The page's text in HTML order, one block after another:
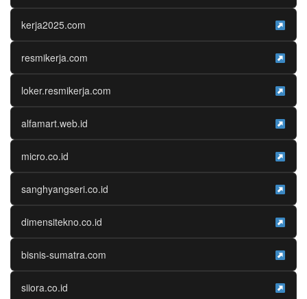
kerja2025.com
resmikerja.com
loker.resmikerja.com
alfamart.web.id
micro.co.id
sanghyangseri.co.id
dimensitekno.co.id
bisnis-sumatra.com
siiora.co.id